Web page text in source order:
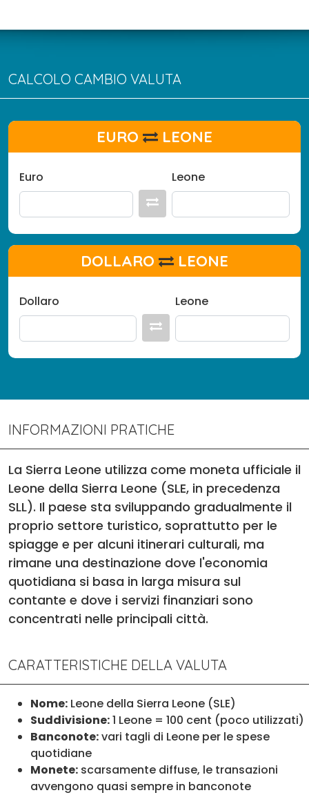
CALCOLO CAMBIO VALUTA
EURO LEONE
Euro Leone
DOLLARO LEONE
Dollaro Leone
INFORMAZIONI PRATICHE
La Sierra Leone utilizza come moneta ufficiale il
Leone della Sierra Leone (SLE, in precedenza
SLL). Il paese sta sviluppando gradualmente il
proprio settore turistico, soprattutto per le
spiagge e per alcuni itinerari culturali, ma
rimane una destinazione dove l'economia
quotidiana si basa in larga misura sul
contante e dove i servizi finanziari sono
concentrati nelle principali città.
CARATTERISTICHE DELLA VALUTA
Nome: Leone della Sierra Leone (SLE)
Suddivisione:1 Leone = 100 cent (poco utilizzati)
Banconote:vari tagli di Leone per le spese
quotidiane
Monete: scarsamente diffuse, le transazioni
avvengono quasi sempre in banconote